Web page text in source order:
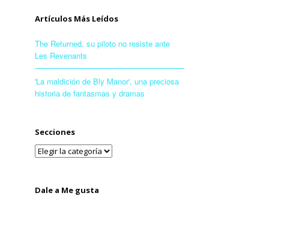
Artículos Más Leídos
The Returned, su piloto no resiste ante
Les Revenants
'La maldición de Bly Manor', una preciosa
historia de fantasmas y dramas
Secciones
Dale a Me gusta